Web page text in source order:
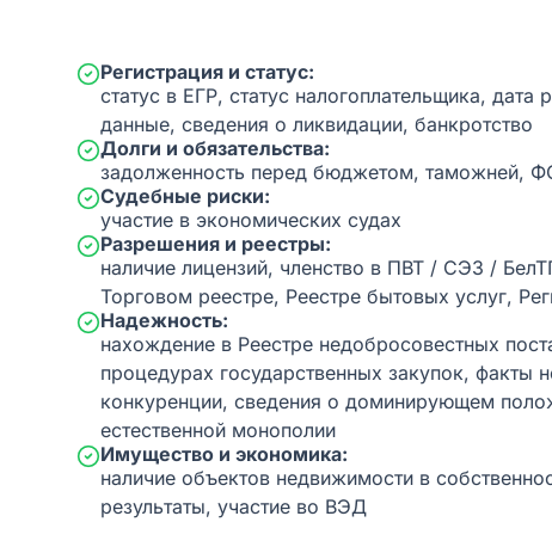
Регистрация и статус:
статус в ЕГР, статус налогоплательщика, дата
данные, сведения о ликвидации, банкротство
Долги и обязательства:
задолженность перед бюджетом, таможней,
Судебные риски:
участие в экономических судах
Разрешения и реестры:
наличие лицензий, членство в ПВТ / СЭЗ /
Торговом реестре, Реестре бытовых услуг,
Надежность:
нахождение в Реестре недобросовестных
процедурах государственных закупок, факты
конкуренции, сведения о доминирующем
естественной монополии
Имущество и экономика:
наличие объектов недвижимости в
результаты, участие во ВЭД